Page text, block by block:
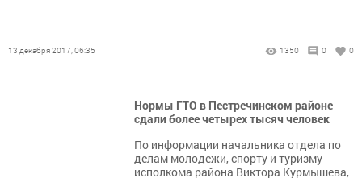
13 декабря 2017, 06:35 1350 0 0
Нормы ГТО в Пестречинском районе
сдали более четырех тысяч человек
По информации начальника отдела по
делам молодежи, спорту и туризму
исполкома района Виктора Курмышева,